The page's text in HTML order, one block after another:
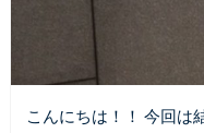
こんにちは！！ 今回は